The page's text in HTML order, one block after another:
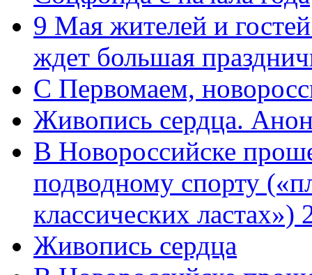
9 Мая жителей и
ждет большая
C Первомаем,
Живопись сердца.
В Новороссийске
подводному спорту
классических
Живопись сердца